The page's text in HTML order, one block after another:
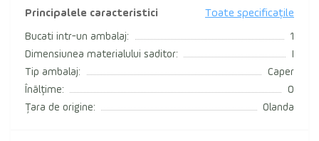
Principalele caracteristici Toate specificațile
Bucati intr-un ambalaj:
1
Dimensiunea materialului saditor:
Tip ambalaj:
Caper
Înălțime:
0
Țara de origine:
Olanda